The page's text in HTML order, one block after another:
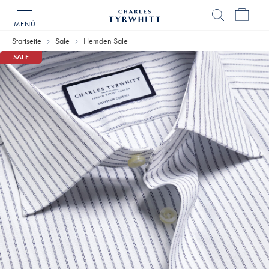
MENÜ
Home
Startseite Sale Hemden Sale
SALE